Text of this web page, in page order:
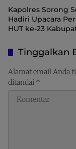
Kapolres Sorong
Hadiri Upacara
HUT ke-23
Tinggalkan
Alamat email Anda
ditandai *